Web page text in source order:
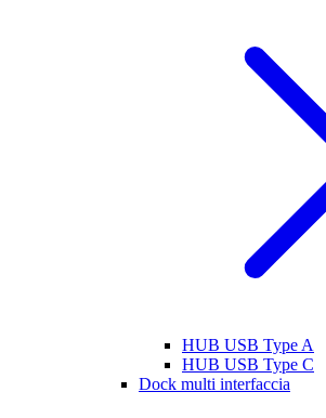
HUB USB Type A
HUB USB Type C
Dock multi interfaccia